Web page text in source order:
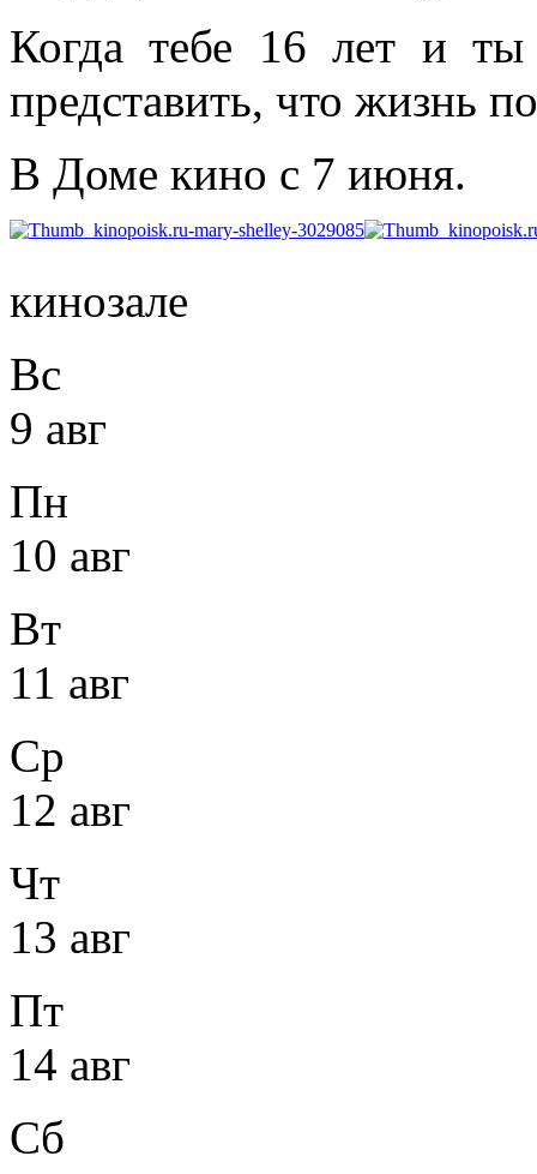
Когда тебе 16 лет и
представить, что жизнь
В Доме кино с 7 июня.
кинозале
Вс
9 авг
Пн
10 авг
Вт
11 авг
Ср
12 авг
Чт
13 авг
Пт
14 авг
Сб